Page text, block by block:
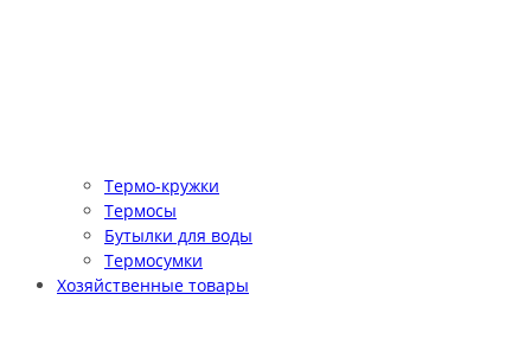
Термо-кружки
Термосы
Бутылки для воды
Термосумки
Хозяйственные товары